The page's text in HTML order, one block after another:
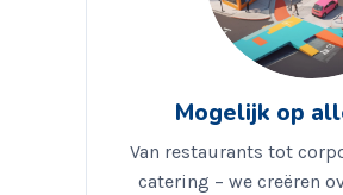
Mogelijk op
Van restaurants tot
catering – we creëren